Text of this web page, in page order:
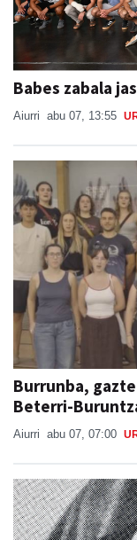
Babes zabala
Aiurri abu 07, 13:55
Burrunba,
Beterri-
Aiurri abu 07, 07:00